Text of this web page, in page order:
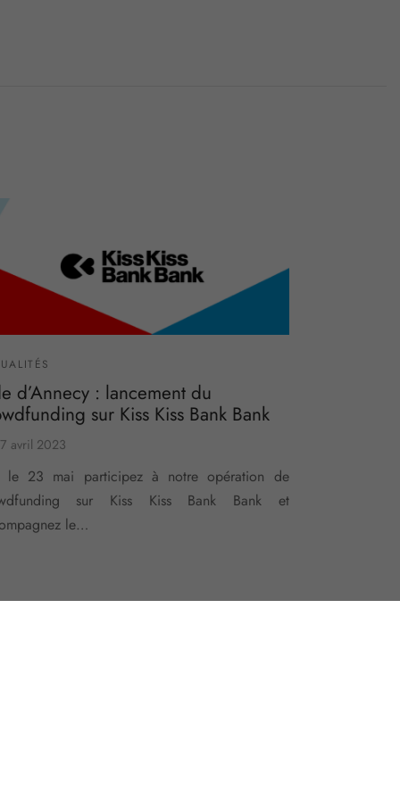
d’Annecy : lancement du
sur Kiss Kiss Bank Bank
avril 2023
le 23 mai participez à notre opération de
sur Kiss Kiss Bank Bank et
le…